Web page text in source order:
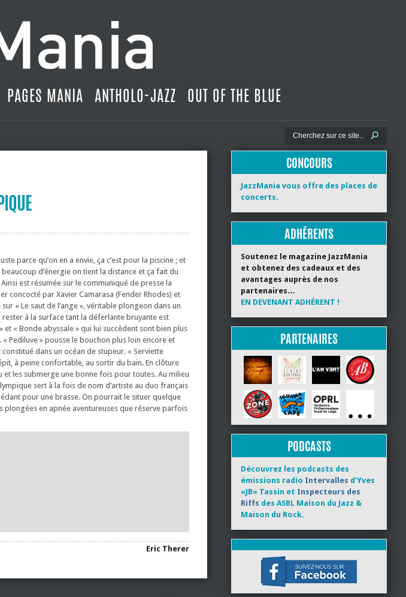
PAGES MANIA ANTHOLO-JAZZ OUT OF THE BLUE
parce qu’on en a envie, ça c’est pour la piscine ; et
d’énergie on tient la distance et ça fait du
Ainsi est résumée sur le communiqué de presse la
concocté par Xavier Camarasa (Fender Rhodes) et
« Le saut de l’ange », véritable plongeon dans un
à la surface tant la déferlante bruyante est
et « Bonde abyssale » qui lui succèdent sont bien plus
Pediluve » pousse le bouchon plus loin encore et
dans un océan de stupeur. « Serviette
à peine confortable, au sortir du bain. En clôture
et les submerge une bonne fois pour toutes. Au milieu
sert à la fois de nom d’artiste au duo français
pour une brasse. On pourrait le situer quelque
en apnée aventureuses que réserve parfois
Eric Therer
CONCOURS
JazzMania vous offre des places de
concerts.
ADHÉRENTS
Soutenez le magazine JazzMania
et obtenez des cadeaux et des
avantages auprès de nos
partenaires…
EN DEVENANT ADHÉRENT !
PARTENAIRES
PODCASTS
Découvrez les podcasts des
émissions radio Intervalles d’Yves
«JB» Tassin et Inspecteurs des
Riffs des ASBL Maison du Jazz &
Maison du Rock.